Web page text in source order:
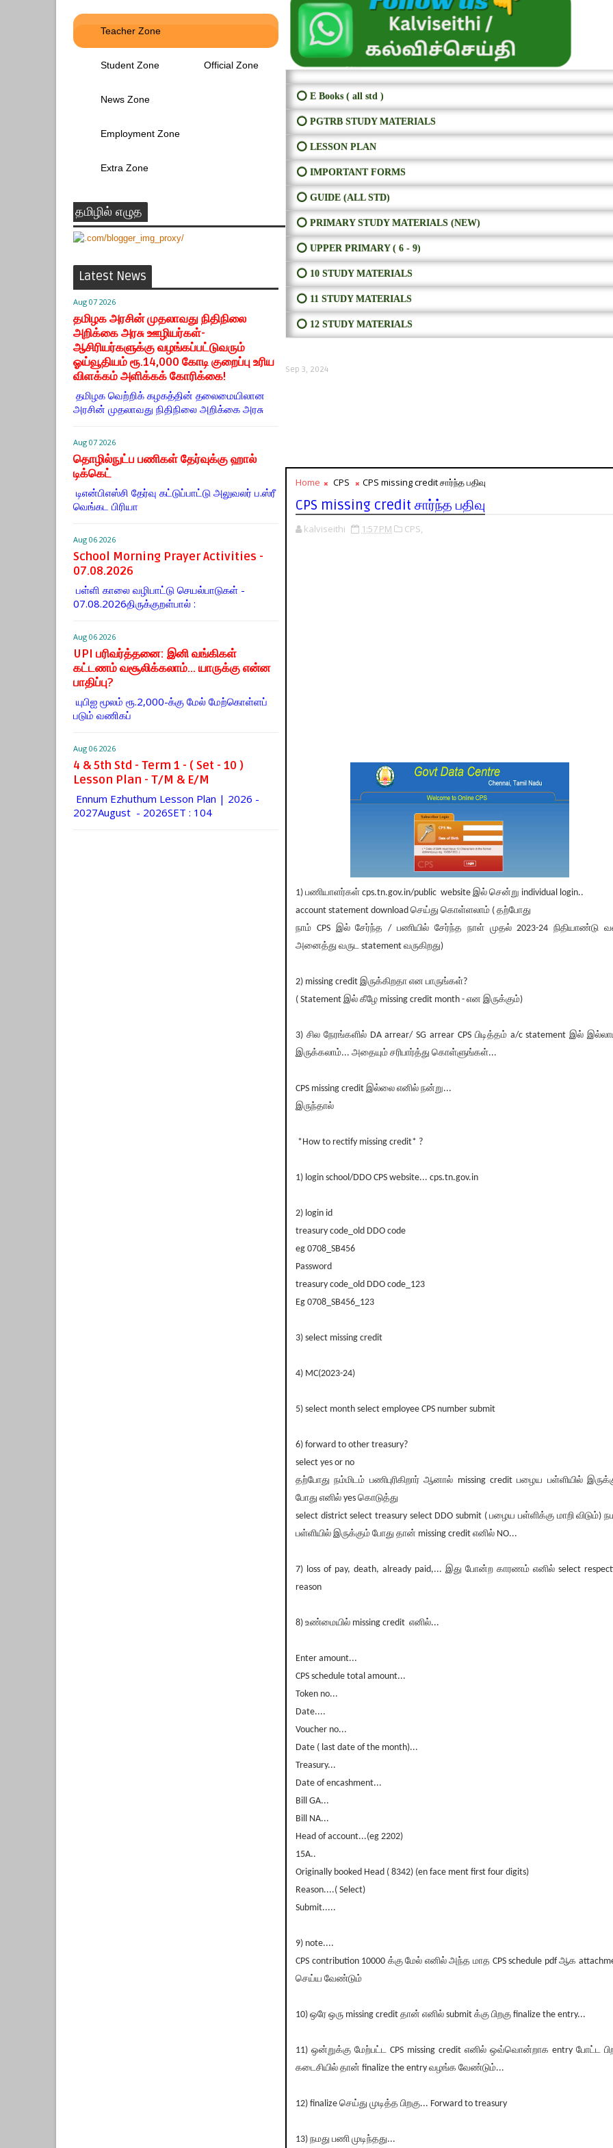
Teacher Zone
Student Zone Official Zone
News Zone
Employment Zone
Extra Zone
தமிழில் எழுத
Latest News
Aug 07 2026
தமிழக அரசின் முதலாவது நிதிநிலை
அறிக்கை அரசு ஊழியர்கள்-
ஆசிரியர்களுக்கு வழங்கப்பட்டுவரும்
ஓய்வூதியம் ரூ.14,000 கோடி குறைப்பு உரிய
விளக்கம் அளிக்கக் கோரிக்கை!
தமிழக வெற்றிக் கழகத்தின் தலைமையிலான
அரசின் முதலாவது நிதிநிலை அறிக்கை அரசு
Aug 07 2026
தொழில்நுட்ப பணிகள் தேர்வுக்கு ஹால் ​
டிக்கெட்
டிஎன்​பிஎஸ்சி தேர்வு கட்​டுப்​பாட்டு அலு​வலர் ப.ஸ்ரீ
வெங்கட பிரியா
Aug 06 2026
School Morning Prayer Activities -
07.08.2026
பள்ளி காலை வழிபாட்டு செயல்பாடுகள் -
07.08.2026திருக்குறள்பால் :
Aug 06 2026
UPI பரிவர்த்தனை: இனி வங்கிகள்
கட்டணம் வசூலிக்கலாம்... யாருக்கு என்ன
பாதிப்பு?
யுபிஐ மூலம் ரூ.2,000-க்கு மேல் மேற்​கொள்​ளப்​
படும் வணி​கப்
Aug 06 2026
4 & 5th Std - Term 1 - ( Set - 10 )
Lesson Plan - T/M & E/M
Ennum Ezhuthum Lesson Plan | 2026 -
2027August - 2026SET : 104
⭕ E Books ( all std )
⭕ PGTRB STUDY MATERIALS
⭕ LESSON PLAN
⭕ IMPORTANT FORMS
⭕ GUIDE (ALL STD)
⭕ PRIMARY STUDY MATERIALS (NEW)
⭕ UPPER PRIMARY ( 6 - 9)
⭕ 10 STUDY MATERIALS
⭕ 11 STUDY MATERIALS
⭕ 12 STUDY MATERIALS
Sep 3, 2024
Home CPS CPS missing credit சார்ந்த பதிவு
CPS missing credit சார்ந்த பதிவு
kalviseithi 1:57 PM CPS,
1) பணியாளர்கள் cps.tn.gov.in/public website இல் சென்று individual login..
account statement download செய்து கொள்ளலாம் ( தற்போது
நாம் CPS இல் சேர்ந்த / பணியில் சேர்ந்த நாள் முதல் 2023-24 நிதியாண்டு
அனைத்து வருட statement வருகிறது)
2) missing credit இருக்கிறதா என பாருங்கள்?
( Statement இல் கீழே missing credit month - என இருக்கும்)
3) சில நேரங்களில் DA arrear/ SG arrear CPS பிடித்தம் a/c statement இல்
இருக்கலாம்... அதையும் சரிபார்த்து கொள்ளுங்கள்...
CPS missing credit இல்லை எனில் நன்று...
இருந்தால்
*How to rectify missing credit* ?
1) login school/DDO CPS website... cps.tn.gov.in
2) login id
treasury code_old DDO code
eg 0708_SB456
Password
treasury code_old DDO code_123
Eg 0708_SB456_123
3) select missing credit
4) MC(2023-24)
5) select month select employee CPS number submit
6) forward to other treasury?
select yes or no
தற்போது நம்மிடம் பணிபுரிகிறார் ஆனால் missing credit பழைய பள்ளியில்
போது எனில் yes கொடுத்து
select district select treasury select DDO submit ( பழைய பள்ளிக்கு மாறி விடும்)
பள்ளியில் இருக்கும் போது தான் missing credit எனில் NO...
7) loss of pay, death, already paid,... இது போன்ற காரணம் எனில் select
reason
8) உண்மையில் missing credit எனில்...
Enter amount...
CPS schedule total amount...
Token no...
Date....
Voucher no...
Date ( last date of the month)...
Treasury...
Date of encashment...
Bill GA...
Bill NA...
Head of account...(eg 2202)
15A..
Originally booked Head ( 8342) (en face ment first four digits)
Reason....( Select)
Submit.....
9) note....
CPS contribution 10000 க்கு மேல் எனில் அந்த மாத CPS schedule pdf ஆக
செய்ய வேண்டும்
10) ஒரே ஒரு missing credit தான் எனில் submit க்கு பிறகு finalize the entry...
11) ஒன்றுக்கு மேற்பட்ட CPS missing credit எனில் ஒவ்வொன்றாக entry போட்ட
கடைசியில் தான் finalize the entry வழங்க வேண்டும்...
12) finalize செய்து முடித்த பிறகு... Forward to treasury
13) நமது பணி முடிந்தது...